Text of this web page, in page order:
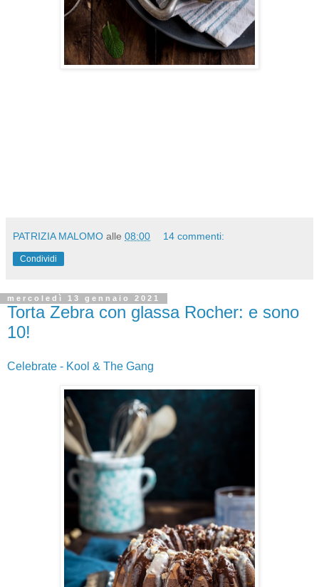
PATRIZIA MALOMO alle 08:00 14 commenti:
Condividi
mercoledì 13 gennaio 2021
Torta Zebra con glassa Rocher: e sono
10!
Celebrate - Kool & The Gang